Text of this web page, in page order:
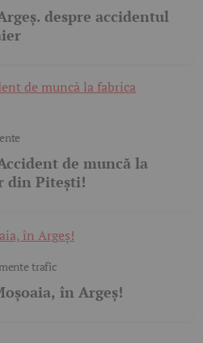
despre accidentul
de muncă la
din Pitești!
trafic
în Argeș!